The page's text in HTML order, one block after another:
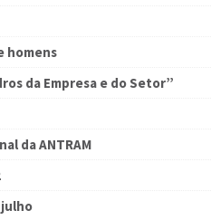
homens
da Empresa e do Setor”
da ANTRAM